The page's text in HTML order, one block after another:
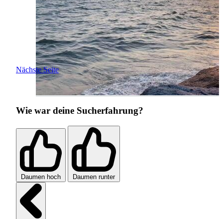
Nächste Seite
Wie war deine Sucherfahrung?
Daumen hoch Daumen runter